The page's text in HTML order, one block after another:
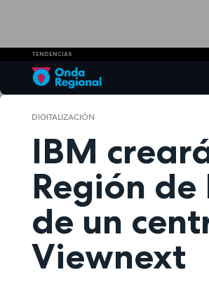
TENDENCIAS
DIGITALIZACIÓN
IBM
Región
de un
Viewnext